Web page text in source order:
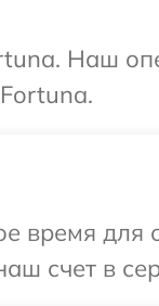
Наш
время для
счет в